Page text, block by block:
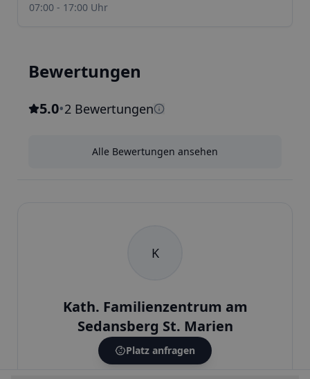
07:00 - 17:00 Uhr
Bewertungen
5.0•2 Bewertungen
Alle Bewertungen ansehen
K
Kath. Familienzentrum am
Sedansberg St. Marien
Kita-Leitung
Platz anfragen